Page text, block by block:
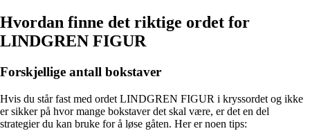
Hvordan finne det riktige ordet for
LINDGREN FIGUR
Forskjellige antall bokstaver
Hvis du står fast med ordet LINDGREN FIGUR i kryssordet og ikke
er sikker på hvor mange bokstaver det skal være, er det en del
strategier du kan bruke for å løse gåten. Her er noen tips: